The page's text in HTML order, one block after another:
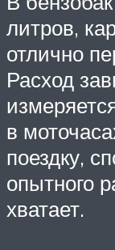
литров,
отлично
Расход
в
поездку,
опытного
хватает.